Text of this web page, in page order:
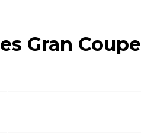
Gran Coupe